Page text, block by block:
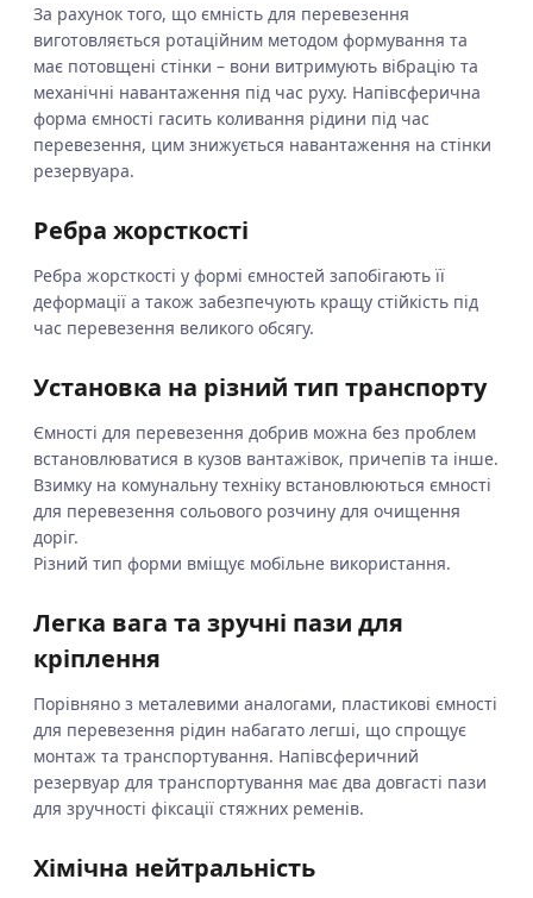
За рахунок того, що ємність для перевезення
виготовляється ротаційним методом формування та
має потовщені стінки – вони витримують вібрацію та
механічні навантаження під час руху. Напівсферична
форма ємності гасить коливання рідини під час
перевезення, цим знижується навантаження на стінки
резервуара.
Ребра жорсткості
Ребра жорсткості у формі ємностей запобігають її
деформації а також забезпечують кращу стійкість під
час перевезення великого обсягу.
Установка на різний тип транспорту
Ємності для перевезення добрив можна без проблем
встановлюватися в кузов вантажівок, причепів та інше.
Взимку на комунальну техніку встановлюються ємності
для перевезення сольового розчину для очищення
доріг.
Різний тип форми вміщує мобільне використання.
Легка вага та зручні пази для
кріплення
Порівняно з металевими аналогами, пластикові ємності
для перевезення рідин набагато легші, що спрощує
монтаж та транспортування. Напівсферичний
резервуар для транспортування має два довгасті пази
для зручності фіксації стяжних ременів.
Хімічна нейтральність